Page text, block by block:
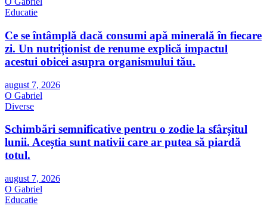
Educatie
Ce se întâmplă dacă consumi apă minerală în fiecare
zi. Un nutriționist de renume explică impactul
acestui obicei asupra organismului tău.
august 7, 2026
O Gabriel
Diverse
Schimbări semnificative pentru o zodie la sfârșitul
lunii. Aceștia sunt nativii care ar putea să piardă
totul.
august 7, 2026
O Gabriel
Educatie